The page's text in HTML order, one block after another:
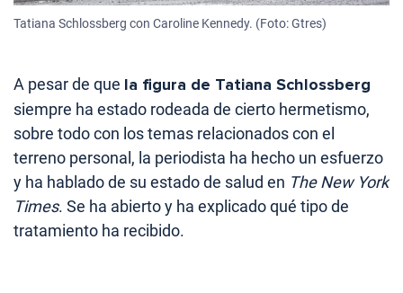
Tatiana Schlossberg con Caroline Kennedy. (Foto: Gtres)
A pesar de que la figura de Tatiana Schlossberg
siempre ha estado rodeada de cierto hermetismo,
sobre todo con los temas relacionados con el
terreno personal, la periodista ha hecho un esfuerzo
y ha hablado de su estado de salud en The New York
Times. Se ha abierto y ha explicado qué tipo de
tratamiento ha recibido.